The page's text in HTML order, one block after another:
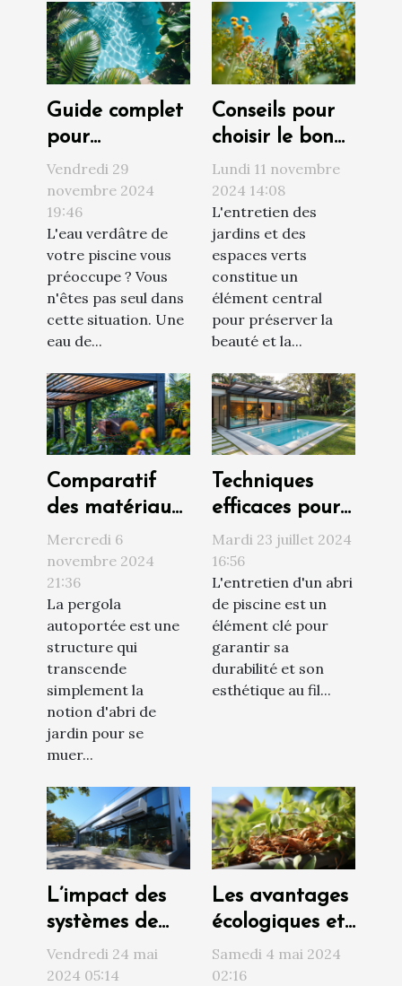
Guide complet
pour
transformer
une eau de
piscine verte
en claire
naturellement
Vendredi 29
novembre 2024
19:46
L'eau verdâtre de
votre piscine vous
préoccupe ? Vous
n'êtes pas seul dans
cette situation. Une
eau de...
Conseils pour
choisir le bon
service
d'entretien de
jardins et
espaces verts
Lundi 11 novembre
2024 14:08
L'entretien des
jardins et des
espaces verts
constitue un
élément central
pour préserver la
beauté et la...
Comparatif
des matériaux
pour pergolas
autoportées :
bois, acier ou
aluminium
Mercredi 6
novembre 2024
21:36
La pergola
autoportée est une
structure qui
transcende
simplement la
notion d'abri de
jardin pour se
muer...
Techniques
efficaces pour
le nettoyage et
l'entretien des
abris de
piscine
Mardi 23 juillet 2024
16:56
L'entretien d'un abri
de piscine est un
élément clé pour
garantir sa
durabilité et son
esthétique au fil...
L’impact des
systèmes de
climatisation
sur le design
Vendredi 24 mai
2024 05:14
Les avantages
écologiques et
esthétiques de
l'intégration
Samedi 4 mai 2024
02:16